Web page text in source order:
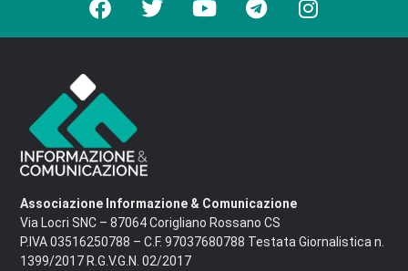
Associazione Informazione & Comunicazione
Via Locri SNC – 87064 Corigliano Rossano CS
P.IVA 03516250788 – C.F. 97037680788 Testata Giornalistica n.
1399/2017 R.G.V.G.N. 02/2017